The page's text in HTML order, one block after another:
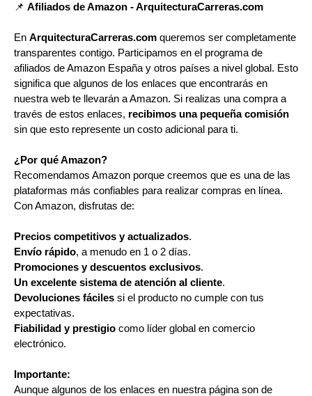
📌 Afiliados de Amazon - ArquitecturaCarreras.com
En ArquitecturaCarreras.com queremos ser completamente
transparentes contigo. Participamos en el programa de
afiliados de Amazon España y otros países a nivel global. Esto
significa que algunos de los enlaces que encontrarás en
nuestra web te llevarán a Amazon. Si realizas una compra a
través de estos enlaces, recibimos una pequeña comisión
sin que esto represente un costo adicional para ti.
¿Por qué Amazon?
Recomendamos Amazon porque creemos que es una de las
plataformas más confiables para realizar compras en línea.
Con Amazon, disfrutas de:
Precios competitivos y actualizados.
Envío rápido, a menudo en 1 o 2 días.
Promociones y descuentos exclusivos.
Un excelente sistema de atención al cliente.
Devoluciones fáciles si el producto no cumple con tus
expectativas.
Fiabilidad y prestigio como líder global en comercio
electrónico.
Importante:
Aunque algunos de los enlaces en nuestra página son de